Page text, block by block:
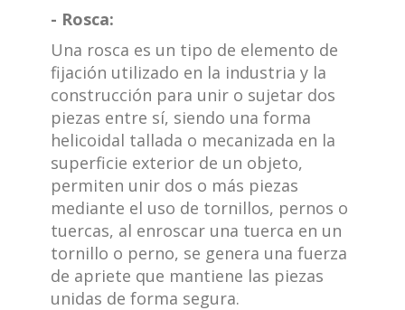
- Rosca:
Una rosca es un tipo de elemento de
fijación utilizado en la industria y la
construcción para unir o sujetar dos
piezas entre sí, siendo una forma
helicoidal tallada o mecanizada en la
superficie exterior de un objeto,
permiten unir dos o más piezas
mediante el uso de tornillos, pernos o
tuercas, al enroscar una tuerca en un
tornillo o perno, se genera una fuerza
de apriete que mantiene las piezas
unidas de forma segura.